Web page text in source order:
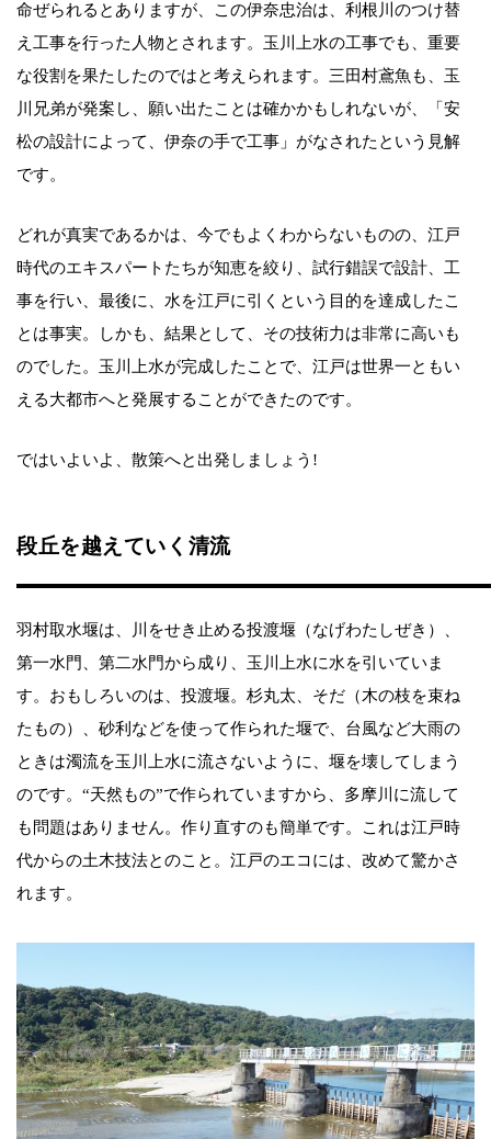
命ぜられるとありますが、この伊奈忠治は、利根川のつけ替
え工事を行った人物とされます。玉川上水の工事でも、重要
な役割を果たしたのではと考えられます。三田村鳶魚も、玉
川兄弟が発案し、願い出たことは確かかもしれないが、「安
松の設計によって、伊奈の手で工事」がなされたという見解
です。
どれが真実であるかは、今でもよくわからないものの、江戸
時代のエキスパートたちが知恵を絞り、試行錯誤で設計、工
事を行い、最後に、水を江戸に引くという目的を達成したこ
とは事実。しかも、結果として、その技術力は非常に高いも
のでした。玉川上水が完成したことで、江戸は世界一ともい
える大都市へと発展することができたのです。
ではいよいよ、散策へと出発しましょう!
段丘を越えていく清流
羽村取水堰は、川をせき止める投渡堰（なげわたしぜき）、
第一水門、第二水門から成り、玉川上水に水を引いていま
す。おもしろいのは、投渡堰。杉丸太、そだ（木の枝を束ね
たもの）、砂利などを使って作られた堰で、台風など大雨の
ときは濁流を玉川上水に流さないように、堰を壊してしまう
のです。“天然もの”で作られていますから、多摩川に流して
も問題はありません。作り直すのも簡単です。これは江戸時
代からの土木技法とのこと。江戸のエコには、改めて驚かさ
れます。